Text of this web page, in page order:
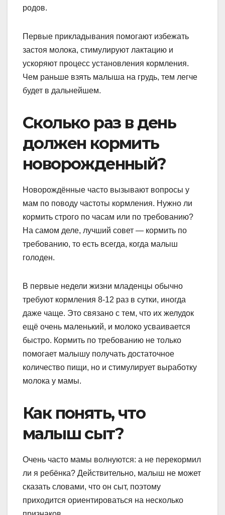
родов.
Первые прикладывания помогают избежать
застоя молока, стимулируют лактацию и
ускоряют процесс установления кормления.
Чем раньше взять малыша на грудь, тем легче
будет в дальнейшем.
Сколько раз в день
должен кормить
новорожденный?
Новорождённые часто вызывают вопросы у
мам по поводу частоты кормления. Нужно ли
кормить строго по часам или по требованию?
На самом деле, лучший совет — кормить по
требованию, то есть всегда, когда малыш
голоден.
В первые недели жизни младенцы обычно
требуют кормления 8-12 раз в сутки, иногда
даже чаще. Это связано с тем, что их желудок
ещё очень маленький, и молоко усваивается
быстро. Кормить по требованию не только
помогает малышу получать достаточное
количество пищи, но и стимулирует выработку
молока у мамы.
Как понять, что
малыш сыт?
Очень часто мамы волнуются: а не перекормил
ли я ребёнка? Действительно, малыш не может
сказать словами, что он сыт, поэтому
приходится ориентироваться на несколько